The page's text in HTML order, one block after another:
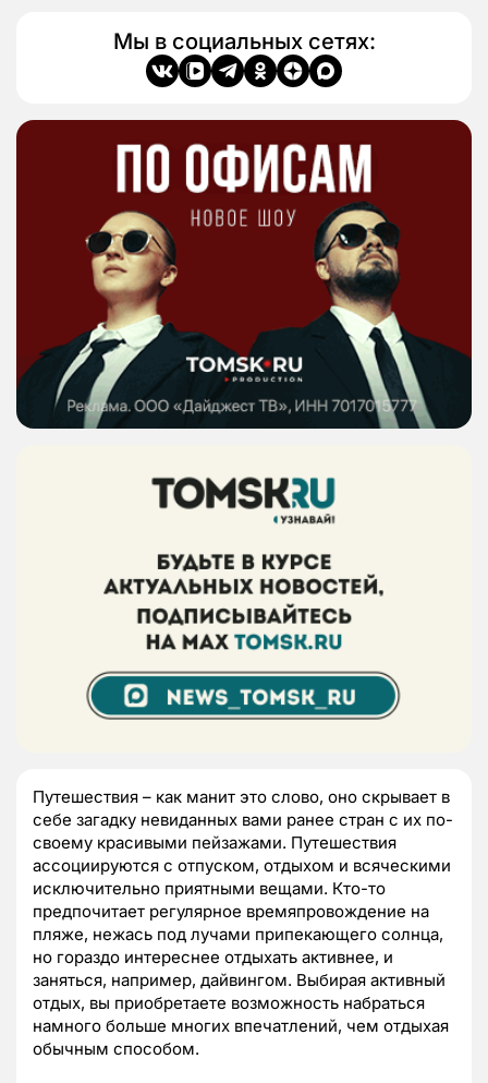
Мы в социальных сетях:
Путешествия – как манит это слово, оно скрывает в
себе загадку невиданных вами ранее стран с их по-
своему красивыми пейзажами. Путешествия
ассоциируются с отпуском, отдыхом и всяческими
исключительно приятными вещами. Кто-то
предпочитает регулярное времяпровождение на
пляже, нежась под лучами припекающего солнца,
но гораздо интереснее отдыхать активнее, и
заняться, например, дайвингом. Выбирая активный
отдых, вы приобретаете возможность набраться
намного больше многих впечатлений, чем отдыхая
обычным способом.